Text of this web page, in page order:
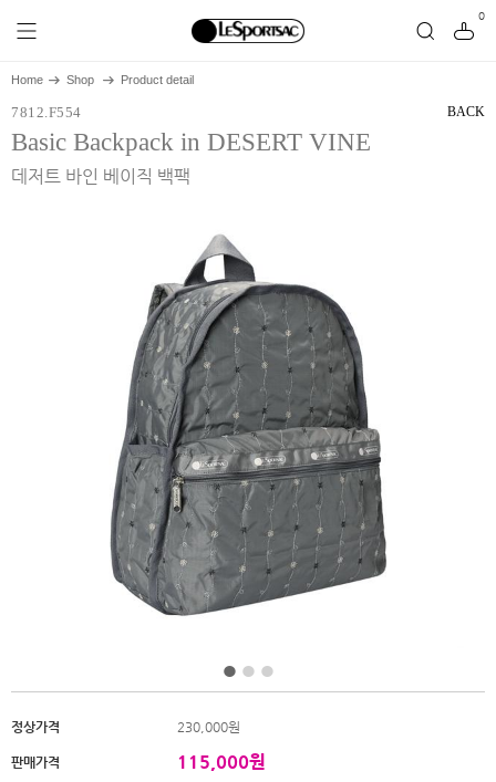
0
Home Shop Product detail
7812.F554
Basic Backpack in DESERT VINE
데저트 바인 베이직 백팩
BACK
정상가격 230,000원
판매가격 115,000원